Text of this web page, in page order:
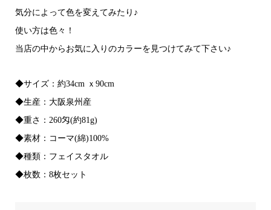
気分によって色を変えてみたり♪
使い方は色々！
当店の中からお気に入りのカラーを見つけてみて下さい♪
◆サイズ：約34cm ｘ90cm
◆生産：大阪泉州産
◆重さ：260匁(約81g)
◆素材：コーマ(綿)100%
◆種類：フェイスタオル
◆枚数：8枚セット